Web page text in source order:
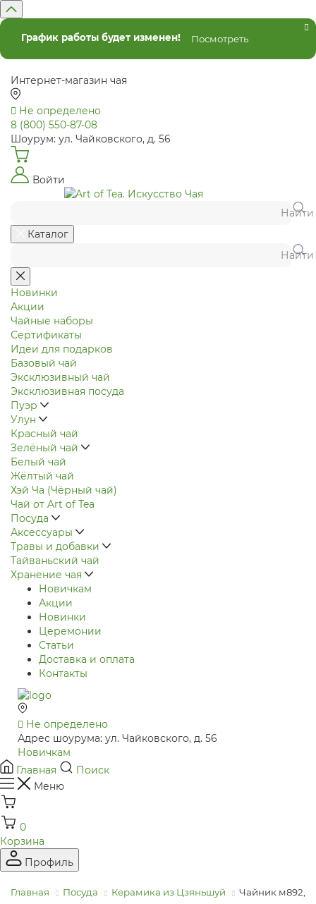
График работы будет изменен! Посмотреть
Интернет-магазин чая
Не определено
8 (800) 550-87-08
Шоурум: ул. Чайковского, д. 56
Войти
Найти
Каталог
Найти
Новинки
Акции
Чайные наборы
Сертификаты
Идеи для подарков
Базовый чай
Эксклюзивный чай
Эксклюзивная посуда
Пуэр
Улун
Красный чай
Зелёный чай
Белый чай
Жёлтый чай
Хэй Ча (Чёрный чай)
Чай от Art of Tea
Посуда
Аксессуары
Травы и добавки
Тайваньский чай
Хранение чая
Новичкам
Акции
Новинки
Церемонии
Статьи
Доставка и оплата
Контакты
Не определено
Адрес шоурума: ул. Чайковского, д. 56
Новичкам
Главная
Поиск
Меню
0
Корзина
Профиль
Главная Посуда Керамика из Цзяньшуй Чайник м892,